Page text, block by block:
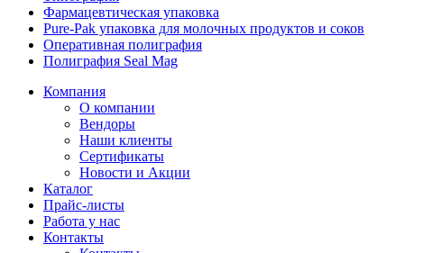
Фармацевтическая упаковка
Pure-Pak упаковка для молочных продуктов и соков
Оперативная полиграфия
Полиграфия Seal Mag
Компания
О компании
Вендоры
Наши клиенты
Сертификаты
Новости и Акции
Каталог
Прайс-листы
Работа у нас
Контакты